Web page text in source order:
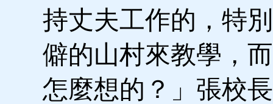
持丈夫工作的，特
僻的山村來教學，
怎麼想的？」張校